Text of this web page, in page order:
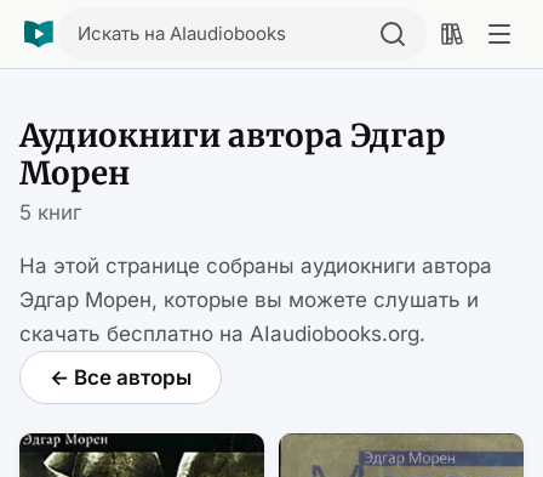
Искать на AIaudiobooks
Аудиокниги автора Эдгар
Морен
5 книг
На этой странице собраны аудиокниги автора
Эдгар Морен, которые вы можете слушать и
скачать бесплатно на AIaudiobooks.org.
← Все авторы